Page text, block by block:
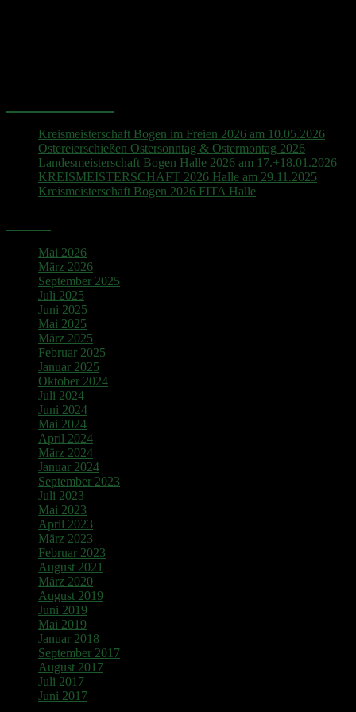
Kreismeisterschaft Bogen im Freien 2026 am 10.05.2026
Ostereierschießen Ostersonntag & Ostermontag 2026
Landesmeisterschaft Bogen Halle 2026 am 17.+18.01.2026
KREISMEISTERSCHAFT 2026 Halle am 29.11.2025
Kreismeisterschaft Bogen 2026 FITA Halle
Mai 2026
März 2026
September 2025
Juli 2025
Juni 2025
Mai 2025
März 2025
Februar 2025
Januar 2025
Oktober 2024
Juli 2024
Juni 2024
Mai 2024
April 2024
März 2024
Januar 2024
September 2023
Juli 2023
Mai 2023
April 2023
März 2023
Februar 2023
August 2021
März 2020
August 2019
Juni 2019
Mai 2019
Januar 2018
September 2017
August 2017
Juli 2017
Juni 2017